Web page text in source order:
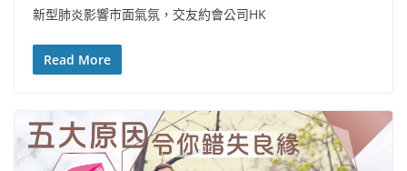
新型肺炎影響市面氣氛，交友約會公司HK
Read More